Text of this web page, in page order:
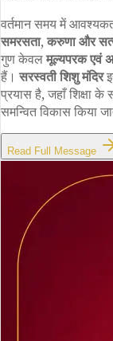
वर्तमान समय में
समरसता, करुणा और
गुण केवलमूल्यपरक एवं
हैं।सरस्वती शिशु मंदिर
प्रयास है, जहाँ शिक्षा के
समन्वित विकास किया
Read Full Message